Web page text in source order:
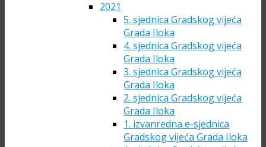
2021
5. sjednica Gradskog vijeća
Grada Iloka
4. sjednica Gradskog vijeća
Grada Iloka
3. sjednica Gradskog vijeća
Grada Iloka
2. sjednica Gradskog vijeća
Grada Iloka
1. izvanredna e-sjednica
Gradskog vijeća Grada Iloka